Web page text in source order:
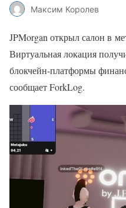
Максим Королев
JPMorgan открыл салон в
Виртуальная локация
блокчейн-платформы
сообщает ForkLog.